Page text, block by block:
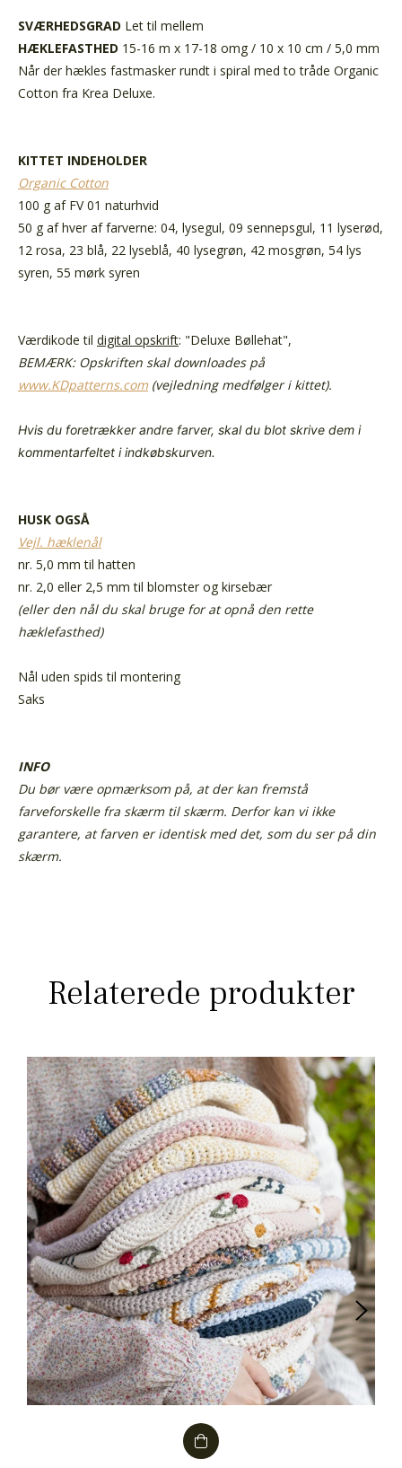
SVÆRHEDSGRAD Let til mellem
HÆKLEFASTHED 15-16 m x 17-18 omg / 10 x 10 cm / 5,0 mm
Når der hækles fastmasker rundt i spiral med to tråde Organic
Cotton fra Krea Deluxe.
KITTET INDEHOLDER
Organic Cotton
100 g af FV 01 naturhvid
50 g af hver af farverne: 04, lysegul, 09 sennepsgul, 11 lyserød,
12 rosa, 23 blå, 22 lyseblå, 40 lysegrøn, 42 mosgrøn, 54 lys
syren, 55 mørk syren
Værdikode til digital opskrift: "Deluxe Bøllehat",
BEMÆRK: Opskriften skal downloades på
www.KDpatterns.com (vejledning medfølger i kittet).
Hvis du foretrækker andre farver, skal du blot skrive dem i
kommentarfeltet i indkøbskurven.
HUSK OGSÅ
Vejl. hæklenål
nr. 5,0 mm til hatten
nr. 2,0 eller 2,5 mm til blomster og kirsebær
(eller den nål du skal bruge for at opnå den rette
hæklefasthed)
Nål uden spids til montering
Saks
INFO
Du bør være opmærksom på, at der kan fremstå
farveforskelle fra skærm til skærm. Derfor kan vi ikke
garantere, at farven er identisk med det, som du ser på din
skærm.
Relaterede produkter